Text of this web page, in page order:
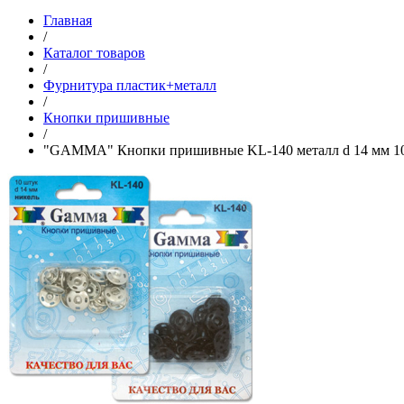
Главная
/
Каталог товаров
/
Фурнитура пластик+металл
/
Кнопки пришивные
/
"GAMMA" Кнопки пришивные KL-140 металл d 14 мм